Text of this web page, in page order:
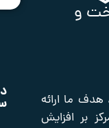
دسترسی
سریع
محصولات
محصولات
اعتماد